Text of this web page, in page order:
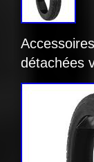
détachées